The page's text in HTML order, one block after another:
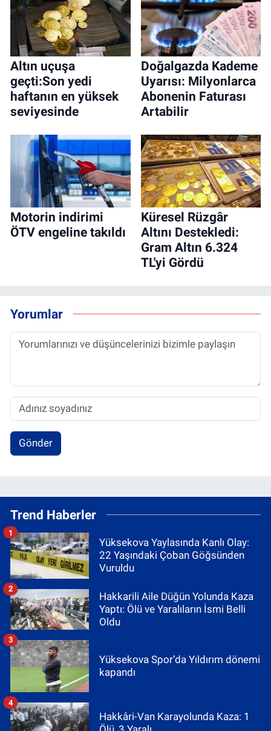
Altın uçuşa
geçti:Son yedi
haftanın en yüksek
seviyesinde
Doğalgazda Kademe
Uyarısı: Milyonlarca
Abonenin Faturası
Artabilir
Motorin indirimi
ÖTV engeline takıldı
Küresel Rüzgâr
Altını Destekledi:
Gram Altın 6.324
TL'yi Gördü
Yorumlar
Gönder
Trend Haberler
Yüksekova Yaylasında Kanlı Olay:
22 Yaşındaki Çoban Göğsünden
Vuruldu
1
Hakkarili Aile Düğün Yolunda Kaza
Yaptı: Ölü ve Yaralıların İsmi Belli
Oldu
2
Yüksekova Spor’da Yıldırım dönemi
kapandı
3
Hakkâri-Van Karayolunda Kaza: 1
4